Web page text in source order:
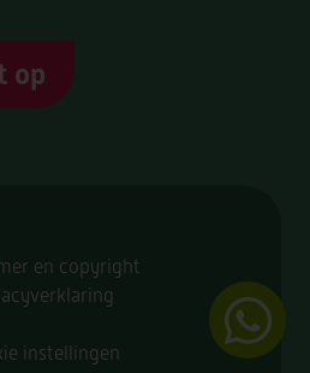
op
en copyright
instellingen